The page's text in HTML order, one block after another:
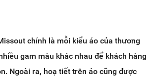
chính là mỗi kiểu áo của thương
gam màu khác nhau để khách hàng
Ngoài ra, hoạ tiết trên áo cũng được